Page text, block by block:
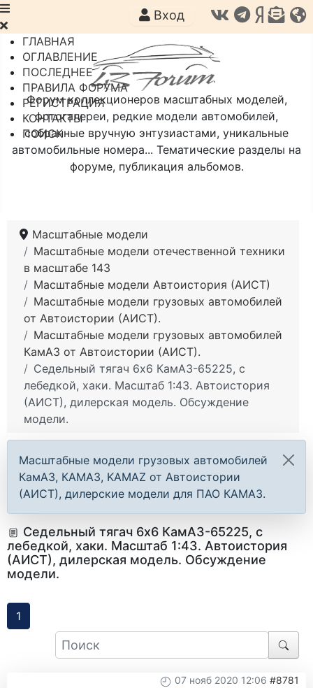
Форум коллекционеров масштабных моделей,
фотогалереи, редкие модели автомобилей,
собранные вручную энтузиастами, уникальные
автомобильные номера... Тематические разделы на
форуме, публикация альбомов.
Вход
ГЛАВНАЯ
ОГЛАВЛЕНИЕ
ПОСЛЕДНЕЕ
ПРАВИЛА ФОРУМА
РЕГИСТРАЦИЯ
КОНТАКТЫ
ПОИСК
Масштабные модели
Масштабные модели отечественной техники
в масштабе 143
Масштабные модели Автоистория (АИСТ)
Масштабные модели грузовых автомобилей
от Автоистории (АИСТ).
Масштабные модели грузовых автомобилей
КамАЗ от Автоистории (АИСТ).
Седельный тягач 6х6 КамАЗ-65225, с
лебедкой, хаки. Масштаб 1:43. Автоистория
(АИСТ), дилерская модель. Обсуждение
модели.
Масштабные модели грузовых автомобилей
КамАЗ, КАМАЗ, KAMAZ от Автоистории
(АИСТ), дилерские модели для ПАО КАМАЗ.
Седельный тягач 6х6 КамАЗ-65225, с
лебедкой, хаки. Масштаб 1:43. Автоистория
(АИСТ), дилерская модель. Обсуждение
модели.
1
07 нояб 2020 12:06 #8781